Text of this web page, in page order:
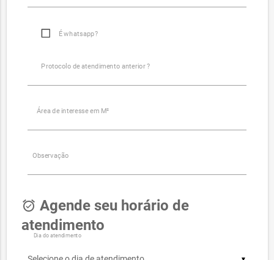
É whatsapp?
Protocolo de atendimento anterior ?
Área de interesse em M²
Observação
alarm_on Agende seu horário de
atendimento
Dia do atendimento